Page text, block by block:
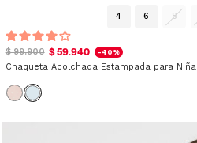
4 6 8
$ 99.900 $ 59.940 -40%
Chaqueta Acolchada Estampada para Niña